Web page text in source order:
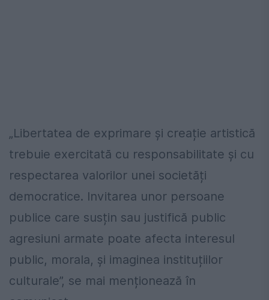
„Libertatea de exprimare și creație artistică
trebuie exercitată cu responsabilitate și cu
respectarea valorilor unei societăți
democratice. Invitarea unor persoane
publice care susțin sau justifică public
agresiuni armate poate afecta interesul
public, morala, și imaginea instituțiilor
culturale”, se mai menționează în